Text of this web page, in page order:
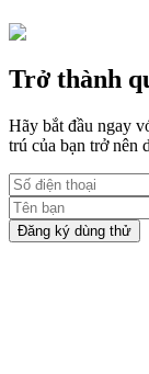
Nhiều chủ nhà đã
Trở thành
Hãy bắt đầu ngay
trú của bạn trở nên
Đăng ký dùng thử